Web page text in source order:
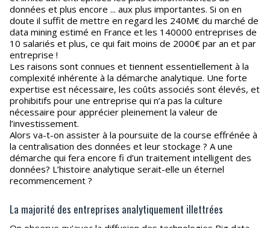
données et plus encore ... aux plus importantes. Si on en
doute il suffit de mettre en regard les 240M€ du marché de
data mining estimé en France et les 140000 entreprises de
10 salariés et plus, ce qui fait moins de 2000€ par an et par
entreprise !
Les raisons sont connues et tiennent essentiellement à la
complexité inhérente à la démarche analytique. Une forte
expertise est nécessaire, les coûts associés sont élevés, et
prohibitifs pour une entreprise qui n’a pas la culture
nécessaire pour apprécier pleinement la valeur de
l’investissement.
Alors va-t-on assister à la poursuite de la course effrénée à
la centralisation des données et leur stockage ? A une
démarche qui fera encore fi d’un traitement intelligent des
données? L’histoire analytique serait-elle un éternel
recommencement ?
La majorité des entreprises analytiquement illettrées